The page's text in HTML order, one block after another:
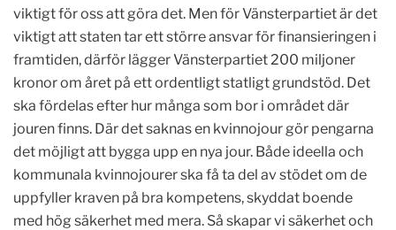
viktigt för oss att göra det. Men för Vänsterpartiet är det
viktigt att staten tar ett större ansvar för finansieringen i
framtiden, därför lägger Vänsterpartiet 200 miljoner
kronor om året på ett ordentligt statligt grundstöd. Det
ska fördelas efter hur många som bor i området där
jouren finns. Där det saknas en kvinnojour gör pengarna
det möjligt att bygga upp en nya jour. Både ideella och
kommunala kvinnojourer ska få ta del av stödet om de
uppfyller kraven på bra kompetens, skyddat boende
med hög säkerhet med mera. Så skapar vi säkerhet och